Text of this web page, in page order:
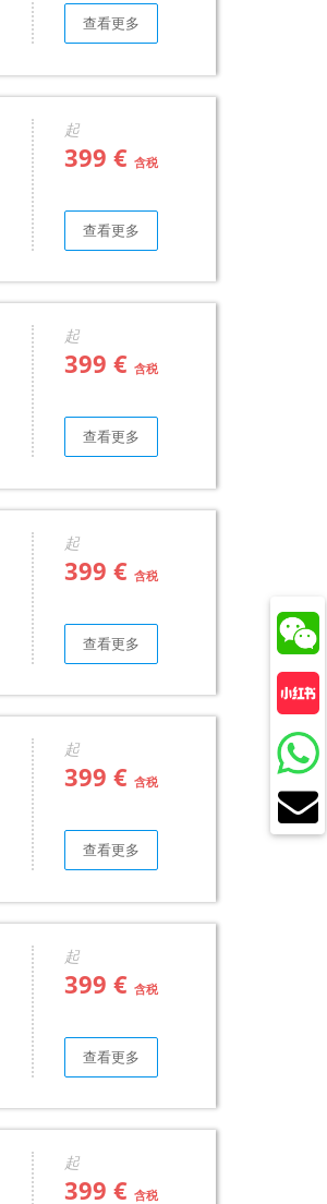
查看更多
起
399 € 含税
查看更多
起
399 € 含税
查看更多
起
399 € 含税
查看更多
起
399 € 含税
查看更多
起
399 € 含税
查看更多
起
399 € 含税